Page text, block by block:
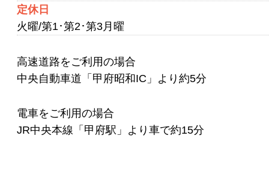
定休日
火曜/第1･第2･第3月曜
高速道路をご利用の場合
中央自動車道「甲府昭和IC」より約5分
電車をご利用の場合
JR中央本線「甲府駅」より車で約15分